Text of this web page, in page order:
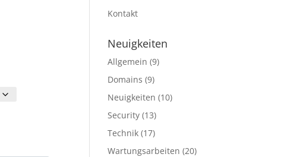
Kontakt
Neuigkeiten
Allgemein (9)
Domains (9)
Neuigkeiten (10)
Security (13)
Technik (17)
Wartungsarbeiten (20)